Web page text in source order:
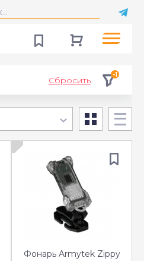
Сбросить
-1
Фонарь Armytek Zippy